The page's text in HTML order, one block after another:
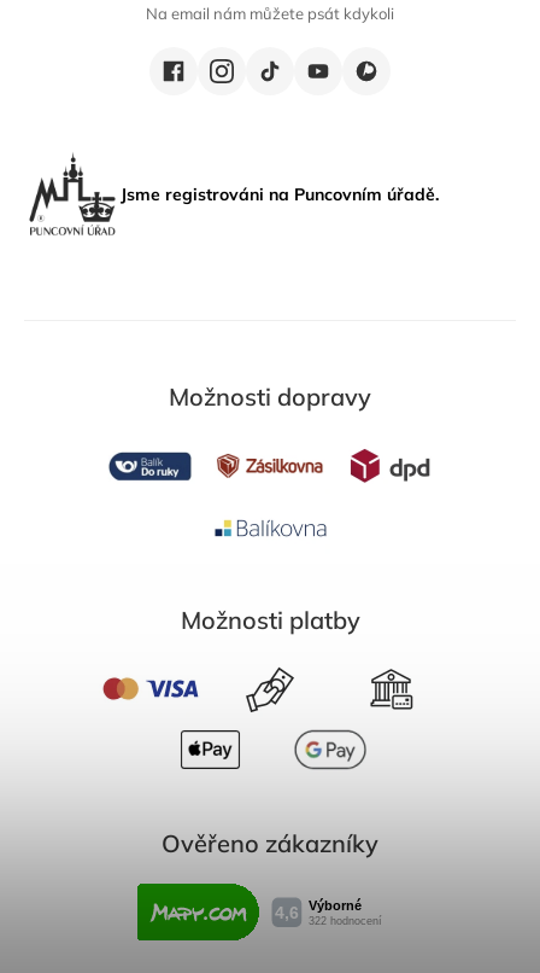
Na email nám můžete psát kdykoli
Jsme registrováni na Puncovním úřadě.
Možnosti dopravy
Možnosti platby
Ověřeno zákazníky